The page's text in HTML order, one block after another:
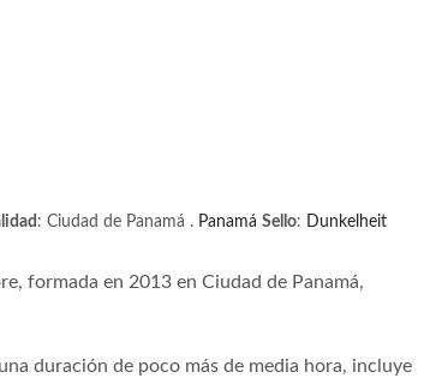
: Ciudad de Panamá . Panamá Sello: Dunkelheit
formada en 2013 en Ciudad de Panamá,
duración de poco más de media hora, incluye